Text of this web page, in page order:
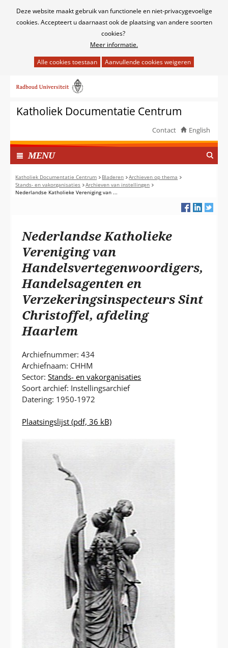
Cookies
Deze website maakt gebruik van functionele en niet-privacygevoelige
cookies. Accepteert u daarnaast ook de plaatsing van andere soorten
cookies?
Meer informatie.
het
van
cookies
deze
website
worden
toegestaan
of
geweigerd.
naar
inhoudKatholiek Documentatie Centrum
Contact English
MENUI
N
G
E
K
T
Katholiek Documentatie Centrum Bladeren
Archieven op thema
Stands- en vakorganisaties
Archieven van instellingen
Nederlandse Katholieke Vereniging van ...
Nederlandse Katholieke
Vereniging van
Handelsvertegenwoordigers,
Handelsagenten en
Verzekeringsinspecteurs Sint
Christoffel, afdeling
Haarlem
Archiefnummer: 434
Archiefnaam: CHHM
Sector:Stands- en vakorganisaties
Soort archief: Instellingsarchief
Datering: 1950-1972
Plaatsingslijst (pdf, 36 kB)